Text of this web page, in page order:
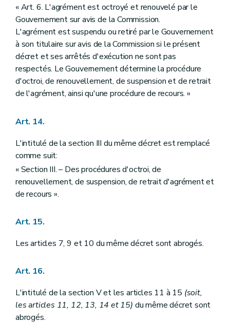
« Art. 6. L'agrément est octroyé et renouvelé par le
Gouvernement sur avis de la Commission.
L'agrément est suspendu ou retiré par le Gouvernement
à son titulaire sur avis de la Commission si le présent
décret et ses arrêtés d'exécution ne sont pas
respectés. Le Gouvernement détermine la procédure
d'octroi, de renouvellement, de suspension et de retrait
de l'agrément, ainsi qu'une procédure de recours. »
Art. 14.
L'intitulé de la section III du même décret est remplacé
comme suit:
« Section III. – Des procédures d'octroi, de
renouvellement, de suspension, de retrait d'agrément et
de recours ».
Art. 15.
Les articles 7, 9 et 10 du même décret sont abrogés.
Art. 16.
L'intitulé de la section V et les articles 11 à 15 (soit,
les articles 11, 12, 13, 14 et 15) du même décret sont
abrogés.